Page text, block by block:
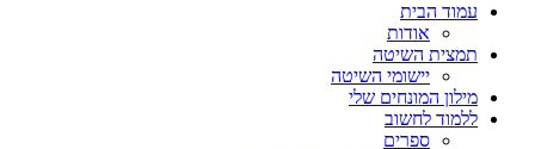
עמוד הבית
אודות
תמצית השיטה
יישומי השיטה
מילון המונחים שלי
ללמוד לחשוב
ספרים